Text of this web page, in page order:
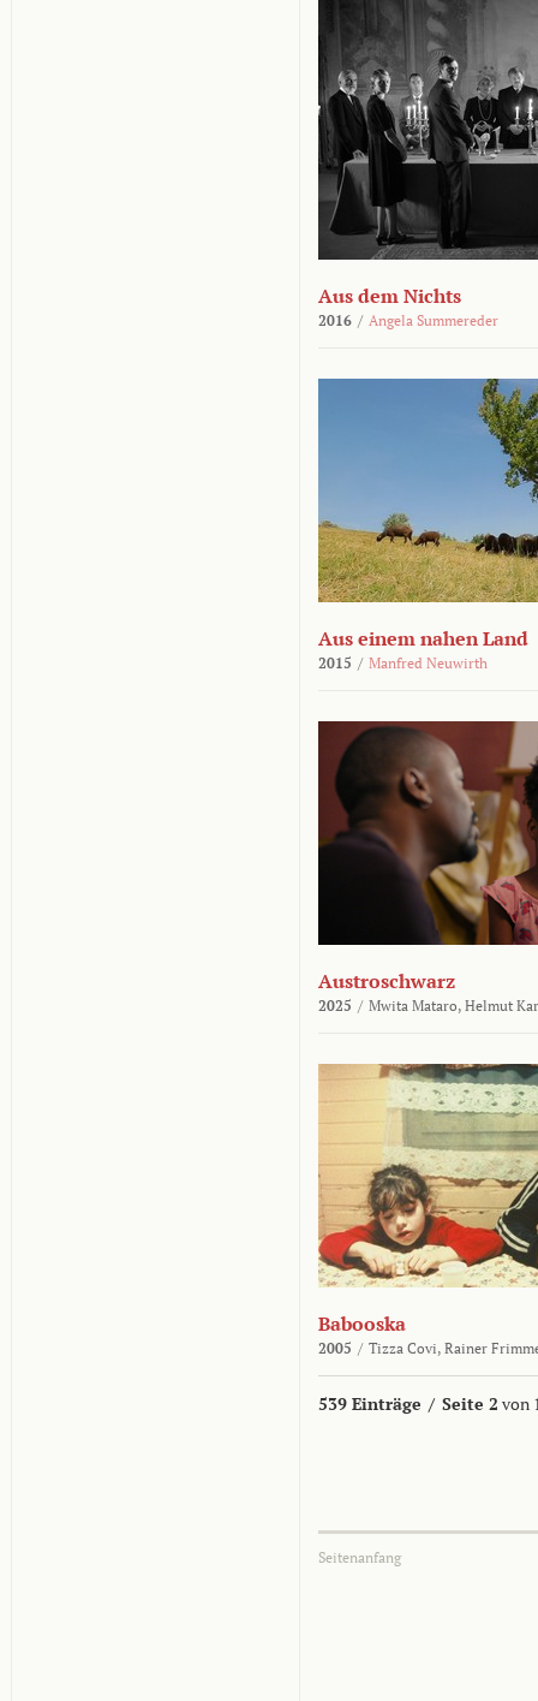
Aus dem Nichts
2016 / Angela Summereder
Aus einem nahen Land
2015 / Manfred Neuwirth
Austroschwarz
2025 / Mwita Mataro, Helmut
Babooska
2005 / Tizza Covi, Rainer
539 Einträge / Seite 2 von
Seitenanfang